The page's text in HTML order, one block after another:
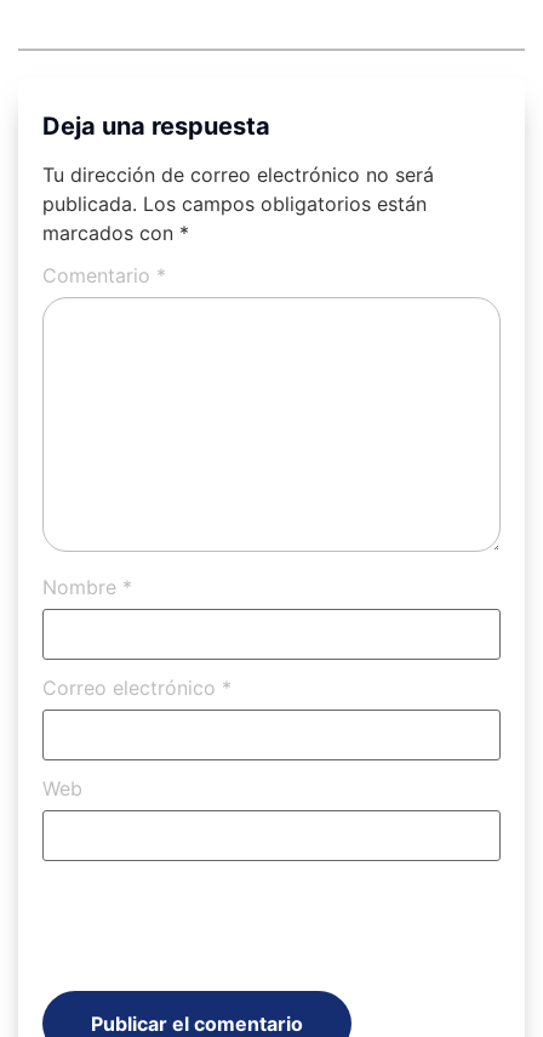
Deja una respuesta
Tu dirección de correo electrónico no será
publicada. Los campos obligatorios están
marcados con *
Comentario *
Nombre *
Correo electrónico *
Web